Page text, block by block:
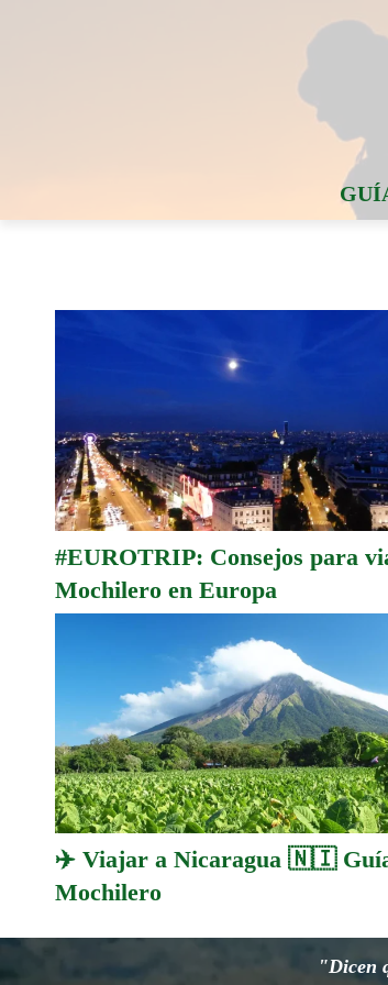
#EUROTRIP: Consejos para
Mochilero en Europa
✈️ Viajar a Nicaragua 🇳🇮
Mochilero
"Dicen